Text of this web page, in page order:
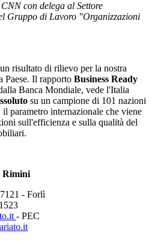
con delega al Settore
Gruppo di Lavoro "Organizzazioni
risultato di rilievo per la nostra
Paese. Il rapporto Business Ready
Banca Mondiale, vede l'Italia
su un campione di 101 nazioni
parametro internazionale che viene
sull'efficienza e sulla qualità del
Rimini
- Forlì
- PEC